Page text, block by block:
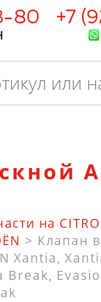
80 +7
на
> Клапан
Xantia,
Break,